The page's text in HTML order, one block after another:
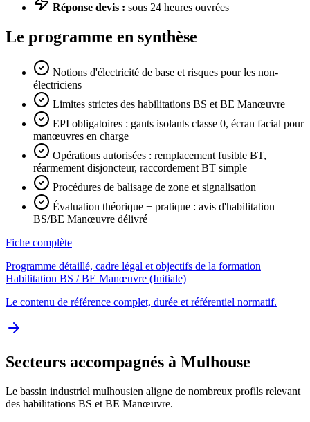
Réponse devis : sous 24 heures ouvrées
Le programme en synthèse
Notions d'électricité de base et risques pour les non-
électriciens
Limites strictes des habilitations BS et BE Manœuvre
EPI obligatoires : gants isolants classe 0, écran facial pour
manœuvres en charge
Opérations autorisées : remplacement fusible BT,
réarmement disjoncteur, raccordement BT simple
Procédures de balisage de zone et signalisation
Évaluation théorique + pratique : avis d'habilitation
BS/BE Manœuvre délivré
Fiche complète
Programme détaillé, cadre légal et objectifs de la formation
Habilitation BS / BE Manœuvre (Initiale)
Le contenu de référence complet, durée et référentiel normatif.
Secteurs accompagnés à Mulhouse
Le bassin industriel mulhousien aligne de nombreux profils relevant
des habilitations BS et BE Manœuvre.